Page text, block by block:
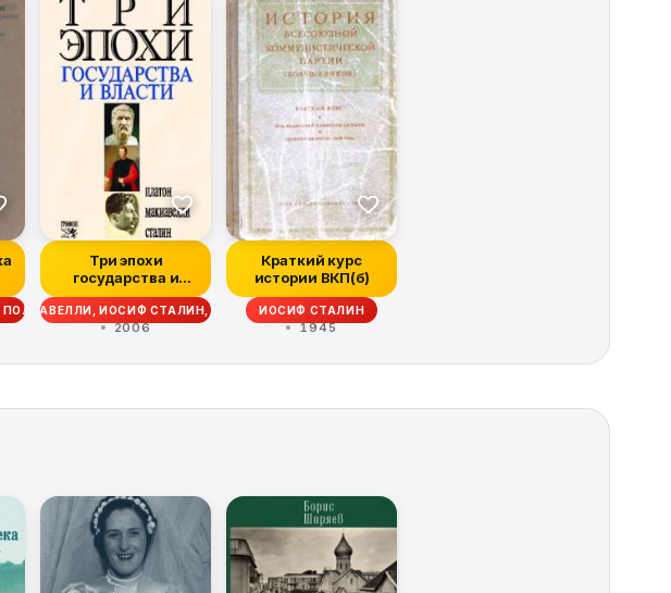
ЛАФАРГ, ГЕОРГИЙ ПЛЕХАНОВ, НИКОЛАЙ МАРР
Три эпохи
государства и
власти
ИОСИФ СТАЛИН, РОБЕРТ ОГАНЯН
2006
Краткий курс
истории ВКП(б)
ИОСИФ СТАЛИН
1945